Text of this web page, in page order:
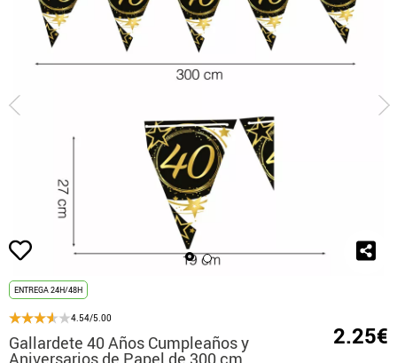
ENTREGA 24H/48H
4.54/5.00
Gallardete 40 Años Cumpleaños y
Aniversarios de Papel de 300 cm
2.25€